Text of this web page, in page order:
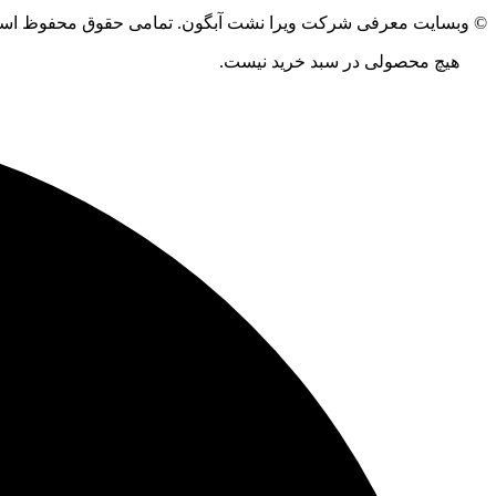
© وبسایت معرفی شرکت ویرا نشت آبگون. تمامی حقوق محفوظ
هیچ محصولی در سبد خرید نیست.